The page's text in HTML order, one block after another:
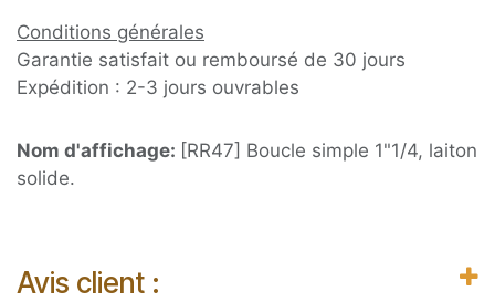
Conditions générales
Garantie satisfait ou remboursé de 30 jours
Expédition : 2-3 jours ouvrables
Nom d'affichage: [RR47] Boucle simple 1"1/4, laiton
solide.
Avis client :